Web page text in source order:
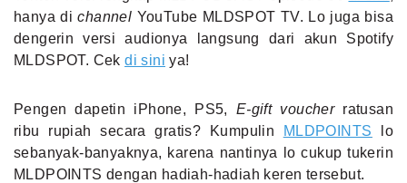
hanya dichannel YouTube MLDSPOT TV. Lo juga bisa
dengerin versi audionya langsung dari akun Spotify
MLDSPOT. Cekdi sini ya!
Pengen dapetin iPhone, PS5, E-gift voucher ratusan
ribu rupiah secara gratis? Kumpulin
MLDPOINTS lo
sebanyak-banyaknya, karena nantinya lo cukup tukerin
MLDPOINTS dengan hadiah-hadiah keren tersebut.